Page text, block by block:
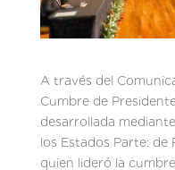
A través del
Cumbre de
desarrollada
los Estados Parte: de
quien lideró la